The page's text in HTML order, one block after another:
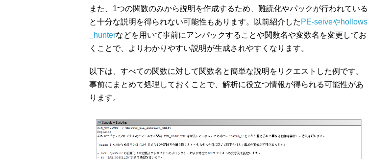
また、1つの関数のみから説明を作成するため、難読化やパックが行われている
と十分な説明を得られない可能性もあります。以前紹介した PE-seiveやhollows
_hunterなどを用いて事前にアンパックすることや関数名や変数名を変更してお
くことで、よりわかりやすい説明が生成されやすくなります。
以下は、すべての関数に対して関数名と簡単な説明をリクエストした例です。
事前にまとめて処理しておくことで、解析に役立つ情報が得られる可能性があ
ります。